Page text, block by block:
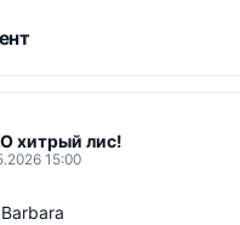
хитрый лис!
15:00